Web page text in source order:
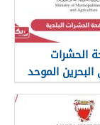
الحشرات
الموحد